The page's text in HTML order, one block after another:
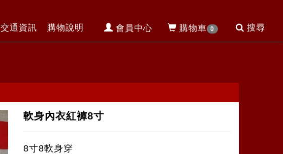
會員中心 購物車 0 搜尋
交通資訊 購物說明
軟身內衣紅褲8寸
8寸8軟身穿